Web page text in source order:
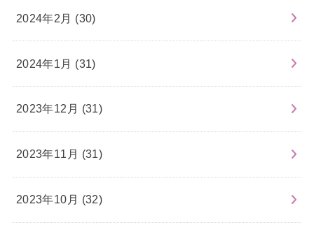
2024年2月 (30)
2024年1月 (31)
2023年12月 (31)
2023年11月 (31)
2023年10月 (32)